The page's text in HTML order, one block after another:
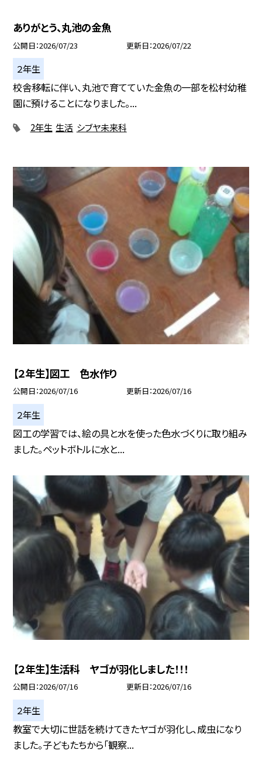
ありがとう、丸池の金魚
公開日 2026/07/23 更新日 2026/07/22
２年生
校舎移転に伴い、丸池で育てていた金魚の一部を松村幼稚
園に預けることになりました。...
2年生 生活 シブヤ未来科
【２年生】図工 色水作り
公開日 2026/07/16 更新日 2026/07/16
２年生
図工の学習では、絵の具と水を使った色水づくりに取り組み
ました。ペットボトルに水と...
【２年生】生活科 ヤゴが羽化しました！！！
公開日 2026/07/16 更新日 2026/07/16
２年生
教室で大切に世話を続けてきたヤゴが羽化し、成虫になり
ました。子どもたちから「観察...